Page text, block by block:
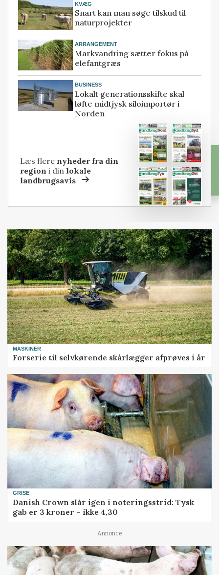
KVÆG
Snart kan man søge tilskud til
naturprojekter
ARRANGEMENT
Markvandring sætter fokus på
elefantgræs
BUSINESS
Lokalt generationsskifte skal
løfte midtjysk siloimportør i
Norden
Læs flere nyheder fra din
region i dinlokale
landbrugsavis
MASKINER
Forserie til selvkørende skårlægger afprøves i år
GRISE
Danish Crown slår igen i noteringsstrid: Tysk
gab er 3 kroner – ikke 4,30
Annonce